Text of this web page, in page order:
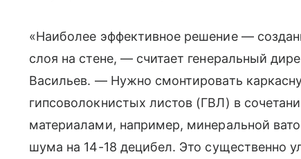
«Наиболее эффективное решение —
слоя на стене, — считает генеральный
Васильев. — Нужно смонтировать
гипсоволокнистых листов (ГВЛ) в
материалами, например, минеральной
шума на 14-18 децибел. Это существенно